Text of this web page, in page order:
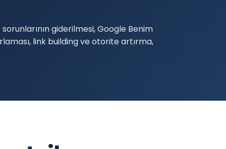
giderilmesi, Google Benim
link building ve otorite artırma,